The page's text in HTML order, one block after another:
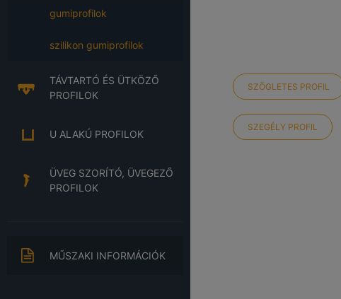
gumiprofilok
szilikon gumiprofilok
TÁVTARTÓ ÉS ÜTKÖZŐ
PROFILOK
U ALAKÚ PROFILOK
ÜVEG SZORÍTÓ, ÜVEGEZŐ
PROFILOK
MŰSZAKI INFORMÁCIÓK
SZÖGLETES PROFIL
SZEGÉLY PROFIL